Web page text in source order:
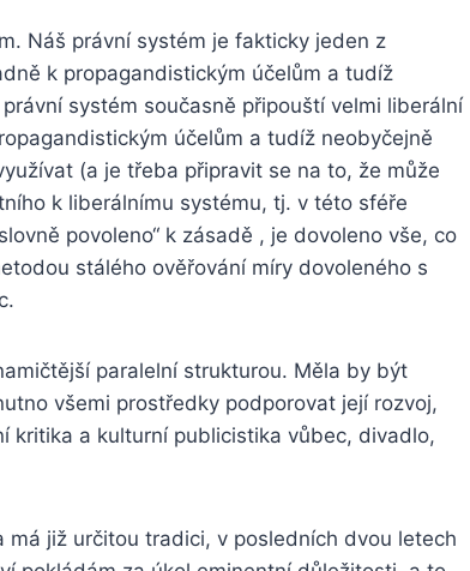
Náš právní systém je fakticky jeden z
k propagandistickým účelům a tudíž
systém současně připouští velmi liberální
účelům a tudíž neobyčejně
(a je třeba připravit se na to, že může
k liberálnímu systému, tj. v této sféře
povoleno“ k zásadě , je dovoleno vše, co
stálého ověřování míry dovoleného s
paralelní strukturou. Měla by být
všemi prostředky podporovat její rozvoj,
kritika a kulturní publicistika vůbec, divadlo,
již určitou tradici, v posledních dvou letech